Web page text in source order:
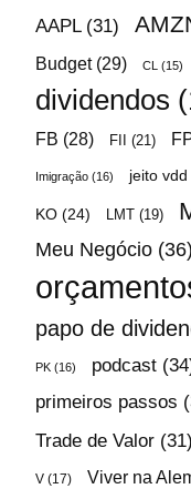
AAPL(31)
Budget(29) CL (15)
dividendos
FB (28) FII (21)
Imigração (16) jeito
KO (24) LMT (19)
Meu Negócio (36)
papo de
PK (16) podcast
primeiros passos
Trade de Valor (31)
V (17) Viver na